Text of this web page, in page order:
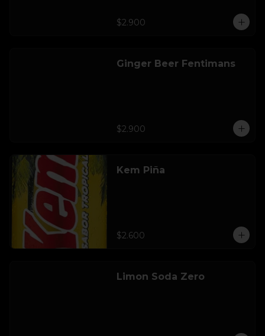
$2.900
Ginger Beer Fentimans
$2.900
Kem Piña
$2.600
Limon Soda Zero